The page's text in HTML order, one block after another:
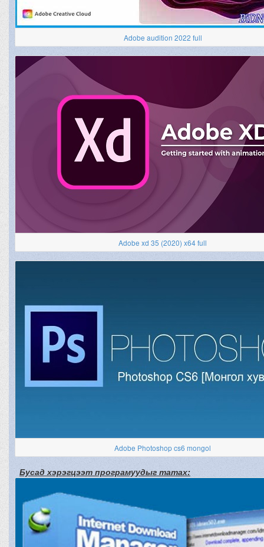
Adobe audition 2022 full
Adobe xd 35 (2020) x64 full
Adobe Photoshop cs6 mongol
Бусад хэрэгцээт програмуудыг татах: